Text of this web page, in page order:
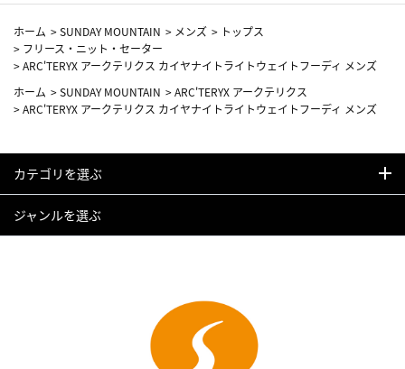
ホーム >SUNDAY MOUNTAIN > メンズ > トップス
> フリース・ニット・セーター
>ARC'TERYX アークテリクス カイヤナイトライトウェイトフーディ メンズ
ホーム >SUNDAY MOUNTAIN >ARC'TERYX アークテリクス
>ARC'TERYX アークテリクス カイヤナイトライトウェイトフーディ メンズ
カテゴリを選ぶ
ジャンルを選ぶ